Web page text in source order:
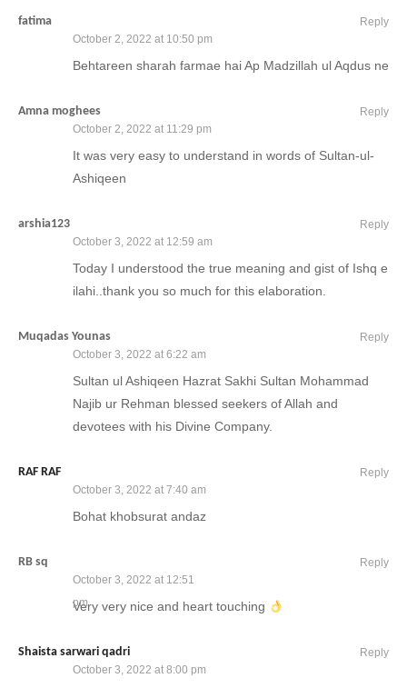
fatima
October 2, 2022 at 10:50 pm
Behtareen sharah farmae hai Ap Madzillah ul Aqdus ne
Reply
Amna moghees
October 2, 2022 at 11:29 pm
It was very easy to understand in words of Sultan-ul-
Ashiqeen
Reply
arshia123
October 3, 2022 at 12:59 am
Today I understood the true meaning and gist of Ishq e
ilahi..thank you so much for this elaboration.
Reply
Muqadas Younas
October 3, 2022 at 6:22 am
Sultan ul Ashiqeen Hazrat Sakhi Sultan Mohammad
Najib ur Rehman blessed seekers of Allah and
devotees with his Divine Company.
Reply
RAF RAF
October 3, 2022 at 7:40 am
Bohat khobsurat andaz
Reply
RB sq
October 3, 2022 at 12:51
pm
Very very nice and heart touching
Reply
Shaista sarwari qadri
October 3, 2022 at 8:00 pm
Reply